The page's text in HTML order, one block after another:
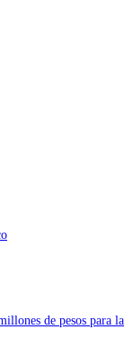
de pesos para la